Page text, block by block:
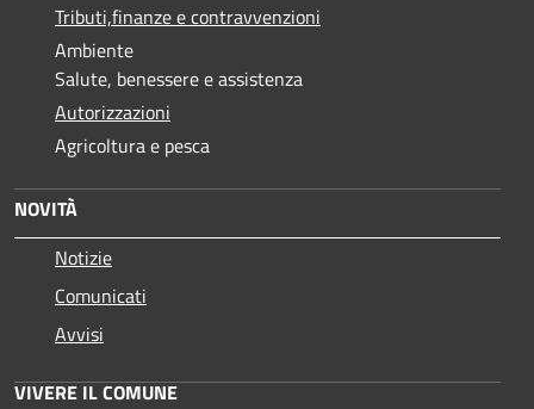
Tributi,finanze e contravvenzioni
Ambiente
Salute, benessere e assistenza
Autorizzazioni
Agricoltura e pesca
NOVITÀ
Notizie
Comunicati
Avvisi
VIVERE IL COMUNE